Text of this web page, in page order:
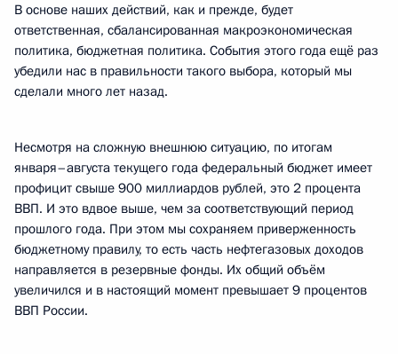
В основе наших действий, как и прежде, будет
ответственная, сбалансированная макроэкономическая
политика, бюджетная политика. События этого года ещё раз
убедили нас в правильности такого выбора, который мы
сделали много лет назад.
Несмотря на сложную внешнюю ситуацию, по итогам
января–августа текущего года федеральный бюджет имеет
профицит свыше 900 миллиардов рублей, это 2 процента
ВВП. И это вдвое выше, чем за соответствующий период
прошлого года. При этом мы сохраняем приверженность
бюджетному правилу, то есть часть нефтегазовых доходов
направляется в резервные фонды. Их общий объём
увеличился и в настоящий момент превышает 9 процентов
ВВП России.